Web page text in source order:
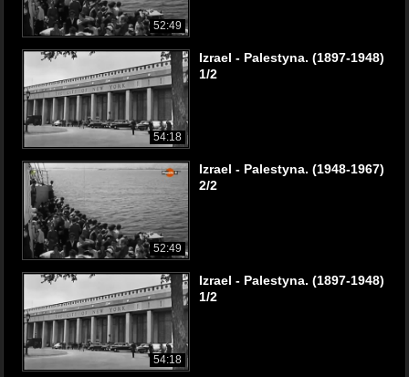
52:49
54:18
Izrael - Palestyna. (1897-1948)
1/2
52:49
Izrael - Palestyna. (1948-1967)
2/2
54:18
Izrael - Palestyna. (1897-1948)
1/2